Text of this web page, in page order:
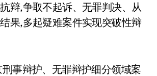
辩,争取不起诉、无罪判决、从
果,多起疑难案件实现突破性辩
事辩护、无罪辩护细分领域案